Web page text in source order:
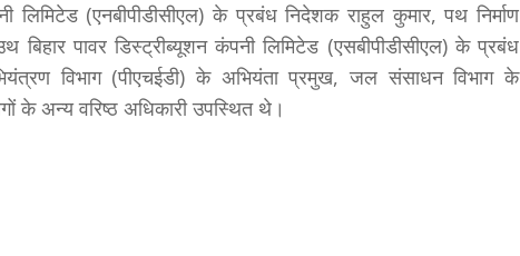
लिमिटेड (एनबीपीडीसीएल) के प्रबंध निदेशक राहुल कुमार, पथ निर्माण
बिहार पावर डिस्ट्रीब्यूशन कंपनी लिमिटेड (एसबीपीडीसीएल) के प्रबंध
विभाग (पीएचईडी) के अभियंता प्रमुख, जल संसाधन विभाग के
के अन्य वरिष्ठ अधिकारी उपस्थित थे।